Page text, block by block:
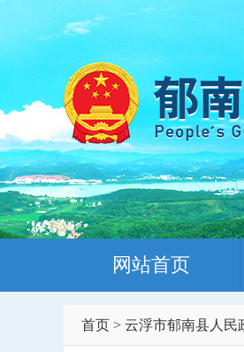
网站首页
首页 > 云浮市郁南县人民